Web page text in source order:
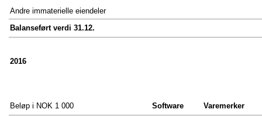
Andre immaterielle eiendeler
Balanseført verdi 31.12.
2016
Beløp i NOK 1 000 Software Varemerker
OM FERD
Historie
Eierstyring og selskapsledelse